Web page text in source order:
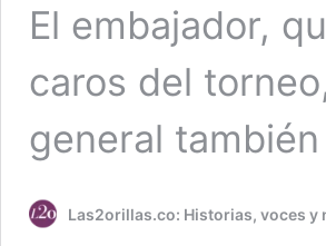
El embajador,
caros del
general
Las2orillas.co: Historias, voces y